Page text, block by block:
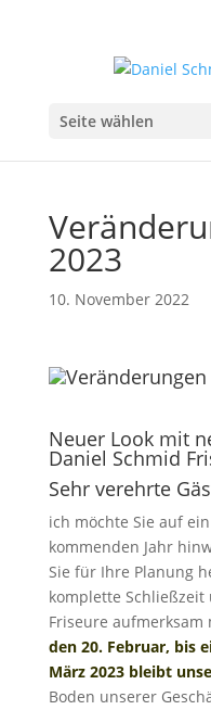
Seite wählen
2023
10. November 2022
Neuer Look mit
Daniel Schmid
Sehr verehrte
ich möchte Sie auf
kommenden Jahr
Sie für Ihre Planung
komplette Schließzeit
Friseure aufmerksam
den 20. Februar, bis
März 2023 bleibt
Boden unserer